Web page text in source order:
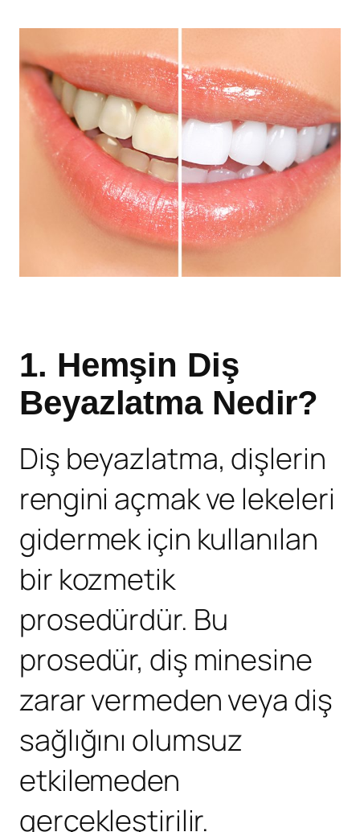
1. Hemşin Diş
Beyazlatma Nedir?
Diş beyazlatma, dişlerin
rengini açmak ve lekeleri
gidermek için kullanılan
bir kozmetik
prosedürdür. Bu
prosedür, diş minesine
zarar vermeden veya diş
sağlığını olumsuz
etkilemeden
gerçekleştirilir.